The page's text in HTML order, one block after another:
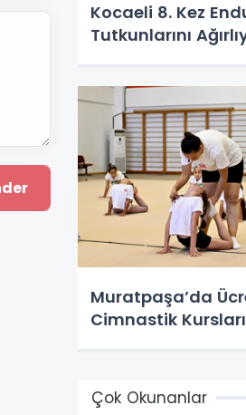
Kocaeli 8. Kez
Tutkunlarını
Muratpaşa’da
Cimnastik
Çok Okunanlar